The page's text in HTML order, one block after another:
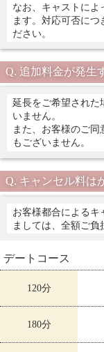
なお、キャストによ
ます。対応可否につ
ださい。
追加料金が発生
延長をご希望された
いません。
また、お客様のご
もございません。
キャンセル料は
お客様都合によるキ
ましては、全額ご負
デートコース
120分
180分